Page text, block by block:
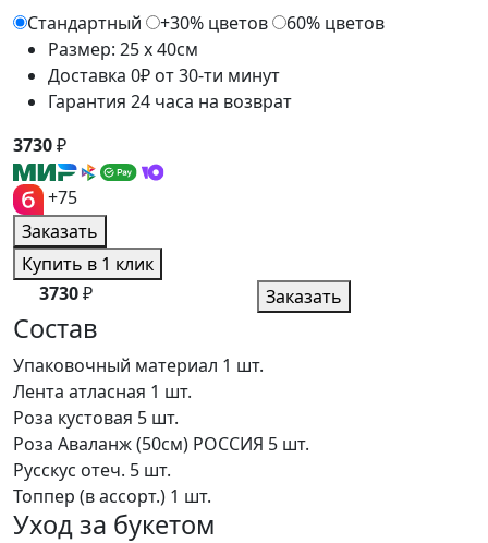
Стандартный
+30% цветов
60% цветов
Размер: 25 x 40см
Доставка 0₽ от 30-ти минут
Гарантия 24 часа на возврат
3730₽
+75
Заказать
Купить в 1 клик
3730₽ Заказать
Состав
Упаковочный материал 1 шт.
Лента атласная 1 шт.
Роза кустовая 5 шт.
Роза Аваланж (50см) РОССИЯ 5 шт.
Русскус отеч. 5 шт.
Топпер (в ассорт.) 1 шт.
Уход за букетом